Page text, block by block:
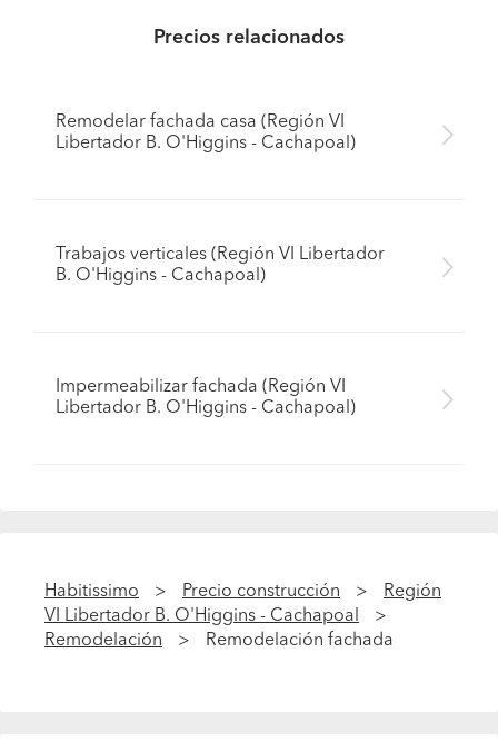
Precios relacionados
Remodelar fachada casa (Región VI
Libertador B. O'Higgins - Cachapoal)
Trabajos verticales (Región VI Libertador
B. O'Higgins - Cachapoal)
Impermeabilizar fachada (Región VI
Libertador B. O'Higgins - Cachapoal)
Habitissimo Precio construcción
Región
VI Libertador B. O'Higgins - Cachapoal
Remodelación
Remodelación fachada